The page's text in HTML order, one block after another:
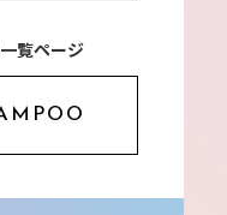
覧ページ